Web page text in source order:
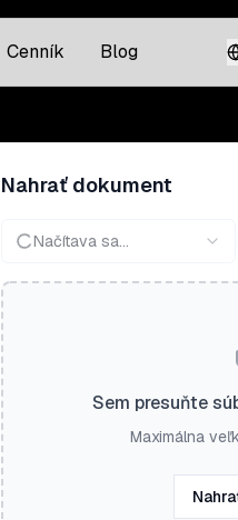
Cenník Blog
Nahrať dokument
Načítava sa...
Sem presuňte
Maximálna